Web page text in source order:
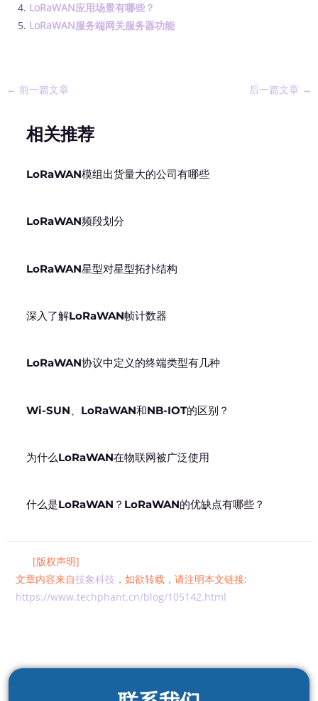
LoRaWAN应用场景有哪些？
LoRaWAN服务端网关服务器功能
← 前一篇文章 后一篇文章 →
相关推荐
LoRaWAN模组出货量大的公司有哪些
LoRaWAN频段划分
LoRaWAN星型对星型拓扑结构
深入了解LoRaWAN帧计数器
LoRaWAN协议中定义的终端类型有几种
Wi-SUN、LoRaWAN和NB-IOT的区别？
为什么LoRaWAN在物联网被广泛使用
什么是LoRaWAN？LoRaWAN的优缺点有哪些？
[版权声明]
文章内容来自技象科技 ，如欲转载，请注明本文链接:
https://www.techphant.cn/blog/105142.html